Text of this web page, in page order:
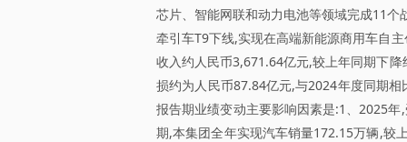
芯片、智能网联和动力电池等领域完成11
牵引车T9下线,实现在高端新能源商用车自
收入约人民币3,671.64亿元,较上年同期下
损约为人民币87.84亿元,与2024年度同期
报告期业绩变动主要影响因素是:1、2025
期,本集团全年实现汽车销量172.15万辆,较